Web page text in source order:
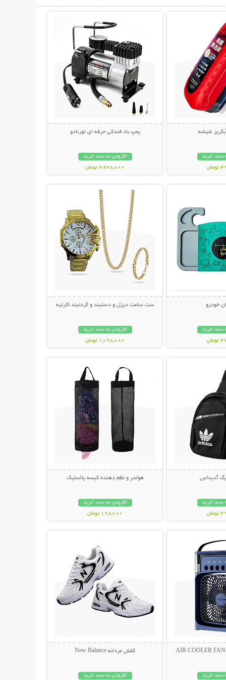
شیشه
سبد خرید
پمپ باد فندکی حرفه ای تورنادو
افزودن به سبد خرید
2,998,000 تومان
خودرو
سبد خرید
ست ساعت دیزل و دستبند و گردنبند کارتیه
افزودن به سبد خرید
1,098,000 تومان
آدیداس
سبد خرید
هولدر و نظم دهنده کیسه پلاستیک
افزودن به سبد خرید
198,000 تومان
سبد خرید
کفش مردانه New Balance
افزودن به سبد خرید